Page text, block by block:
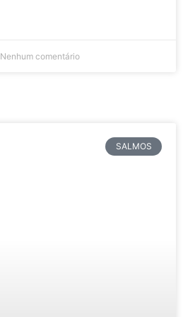
Nenhum comentário
SALMOS